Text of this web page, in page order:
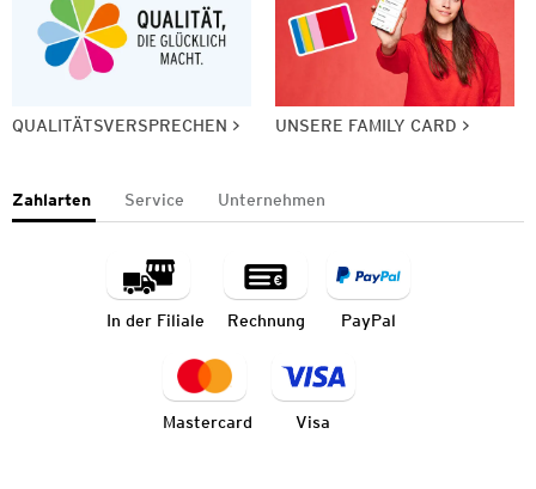
QUALITÄTSVERSPRECHEN UNSERE FAMILY CARD
Zahlarten Service Unternehmen
In der Filiale Rechnung PayPal
Mastercard Visa